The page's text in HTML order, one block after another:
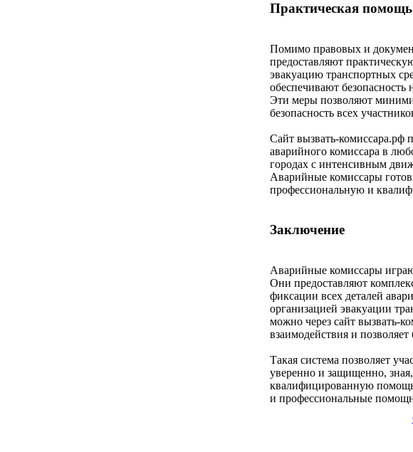
Практическая помощь
Помимо правовых и
предоставляют
эвакуацию транспортных
обеспечивают
Эти меры позволяют
безопасность всех
Сайт вызвать-комиссара.рф
аварийного комиссара в
городах с интенсивным
Аварийные комиссары
профессиональную и
Заключение
Аварийные комиссары
Они предоставляют
фиксации всех деталей
организацией эвакуации
можно через сайт вызвать-
взаимодействия и
Такая система позволяет
уверенно и защищенно,
квалифицированную
и профессиональные